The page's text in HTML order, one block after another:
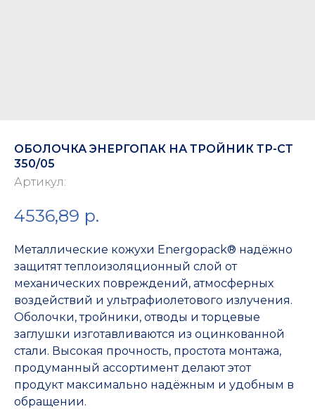
ОБОЛОЧКА ЭНЕРГОПАК НА ТРОЙНИК ТР-СТ
350/05
Артикул:
4536,89 р.
Металлические кожухи Energopack® надёжно
защитят теплоизоляционный слой от
механических повреждений, атмосферных
воздействий и ультрафиолетового излучения.
Оболочки, тройники, отводы и торцевые
заглушки изготавливаются из оцинкованной
стали. Высокая прочность, простота монтажа,
продуманный ассортимент делают этот
продукт максимально надёжным и удобным в
обращении.